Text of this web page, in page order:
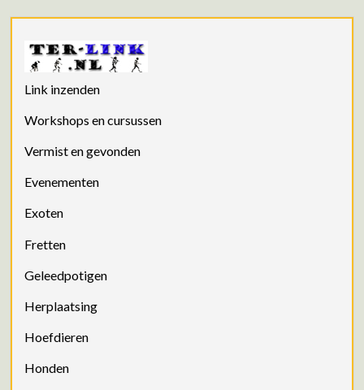
Link inzenden
Workshops en cursussen
Vermist en gevonden
Evenementen
Exoten
Fretten
Geleedpotigen
Herplaatsing
Hoefdieren
Honden